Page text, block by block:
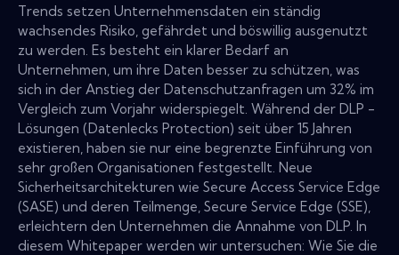
Trends setzen Unternehmensdaten ein ständig
wachsendes Risiko, gefährdet und böswillig ausgenutzt
zu werden. Es besteht ein klarer Bedarf an
Unternehmen, um ihre Daten besser zu schützen, was
sich in der Anstieg der Datenschutzanfragen um 32% im
Vergleich zum Vorjahr widerspiegelt. Während der DLP -
Lösungen (Datenlecks Protection) seit über 15 Jahren
existieren, haben sie nur eine begrenzte Einführung von
sehr großen Organisationen festgestellt. Neue
Sicherheitsarchitekturen wie Secure Access Service Edge
(SASE) und deren Teilmenge, Secure Service Edge (SSE),
erleichtern den Unternehmen die Annahme von DLP. In
diesem Whitepaper werden wir untersuchen: Wie Sie die